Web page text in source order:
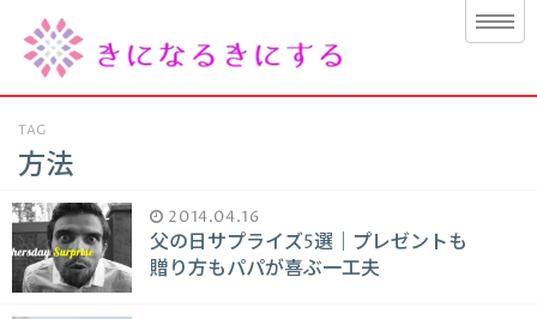
TAG
方法
2014.04.16
父の日サプライズ5選｜プレゼントも
贈り方もパパが喜ぶ一工夫